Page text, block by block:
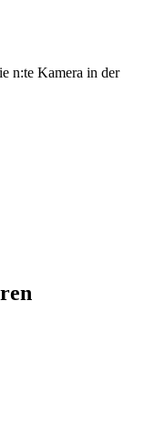
n:te Kamera in der